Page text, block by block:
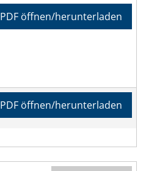
PDF öffnen/herunterladen
PDF öffnen/herunterladen